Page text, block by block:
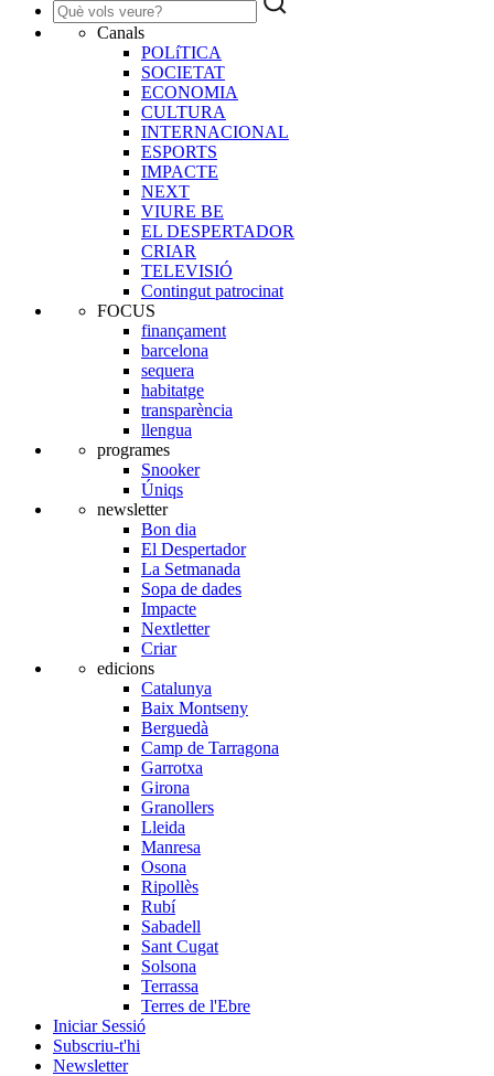
Canals
POLíTICA
SOCIETAT
ECONOMIA
CULTURA
INTERNACIONAL
ESPORTS
IMPACTE
NEXT
VIURE BE
EL DESPERTADOR
CRIAR
TELEVISIÓ
Contingut patrocinat
FOCUS
finançament
barcelona
sequera
habitatge
transparència
llengua
programes
Snooker
Úniqs
newsletter
Bon dia
El Despertador
La Setmanada
Sopa de dades
Impacte
Nextletter
Criar
edicions
Catalunya
Baix Montseny
Berguedà
Camp de Tarragona
Garrotxa
Girona
Granollers
Lleida
Manresa
Osona
Ripollès
Rubí
Sabadell
Sant Cugat
Solsona
Terrassa
Terres de l'Ebre
Iniciar Sessió
Subscriu-t'hi
Newsletter